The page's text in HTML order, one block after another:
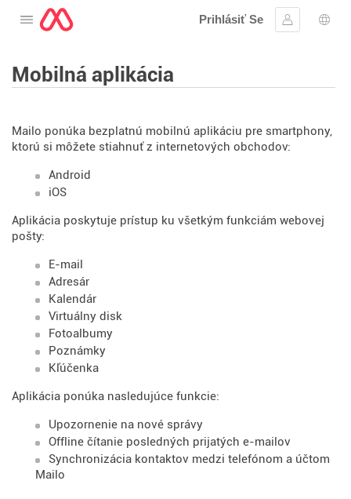
Otvorte menu
Prihlásiť Se
Prihlásiť sa
Mobilná aplikácia
Mailo ponúka bezplatnú mobilnú aplikáciu pre smartphony,
ktorú si môžete stiahnuť z internetových obchodov:
Android
iOS
Aplikácia poskytuje prístup ku všetkým funkciám webovej
pošty:
E-mail
Adresár
Kalendár
Virtuálny disk
Fotoalbumy
Poznámky
Kľúčenka
Aplikácia ponúka nasledujúce funkcie:
Upozornenie na nové správy
Offline čítanie posledných prijatých e-mailov
Synchronizácia kontaktov medzi telefónom a účtom
Mailo